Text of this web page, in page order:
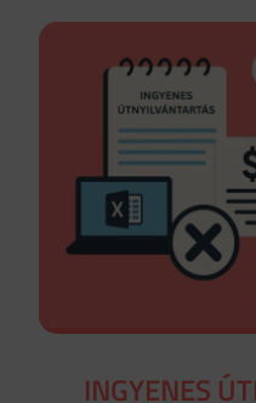
INGYENES